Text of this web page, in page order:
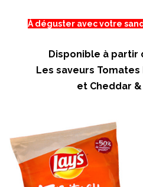
À déguster avec votre
Disponible à partir
Les saveurs
et Cheddar